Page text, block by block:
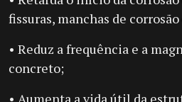
fissuras, manchas de
• Reduz a frequência e a
concreto;